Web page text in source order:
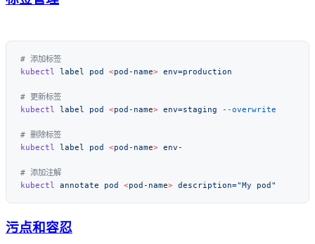
kubectl label pod <pod-name>
kubectl label pod <pod-name> env=staging
kubectl label pod <pod-name>
kubectl annotate pod <pod-name>
污点和容忍